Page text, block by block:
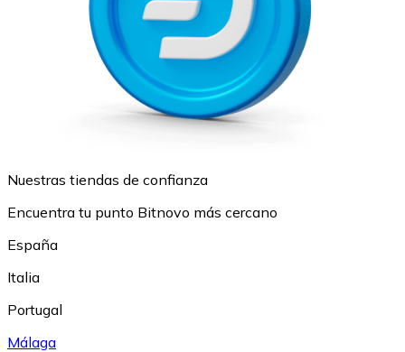
Nuestras tiendas de confianza
Encuentra tu punto Bitnovo más cercano
España
Italia
Portugal
Málaga